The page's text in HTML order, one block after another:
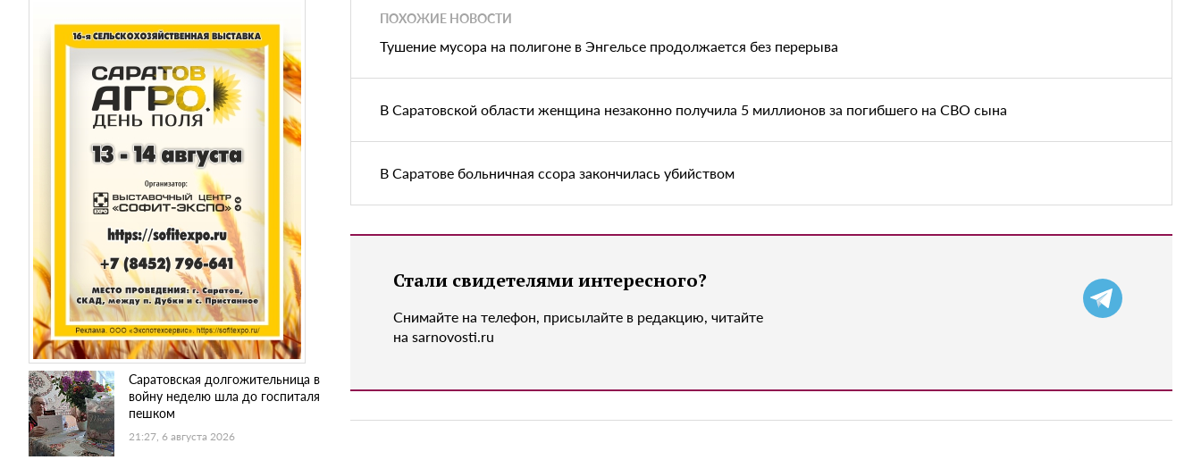
Саратовская долгожительница в
войну неделю шла до госпиталя
пешком
21:27, 6 августа 2026
ПОХОЖИЕ НОВОСТИ
Тушение мусора на полигоне в Энгельсе продолжается без перерыва
В Саратовской области женщина незаконно получила 5 миллионов за погибшего на СВО сына
В Саратове больничная ссора закончилась убийством
Стали свидетелями интересного?
Снимайте на телефон, присылайте в редакцию, читайте
на sarnovosti.ru